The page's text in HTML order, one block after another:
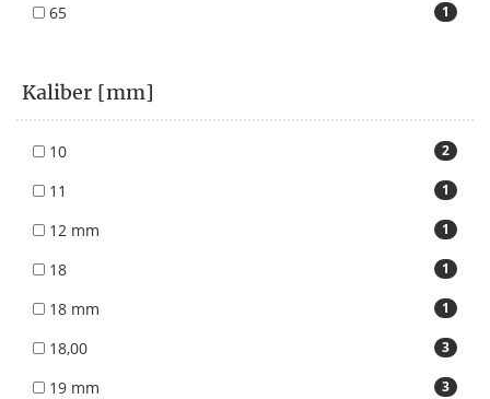
1
65
Kaliber [mm]
2
10
1
11
1
12 mm
1
18
1
18 mm
3
18,00
3
19 mm